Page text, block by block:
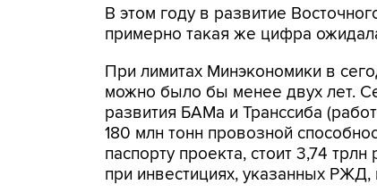
В этом году в развитие
примерно такая же цифра
При лимитах Минэкономики в
можно было бы менее двух лет.
развития БАМа и Транссиба
180 млн тонн провозной
паспорту проекта, стоит 3,74
при инвестициях, указанных